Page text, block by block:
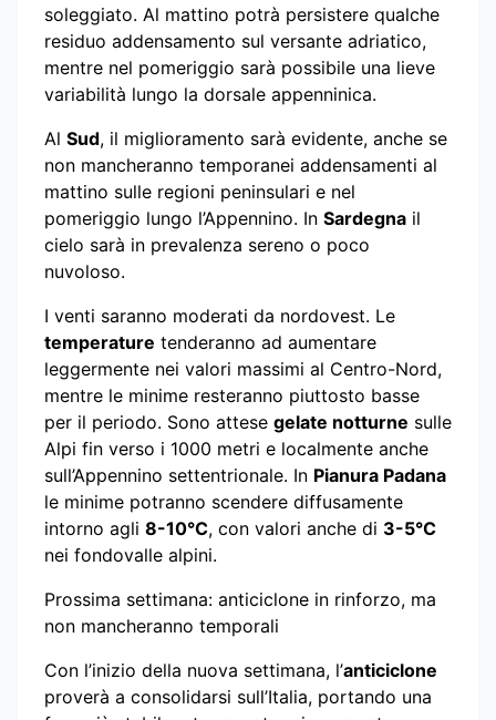
soleggiato. Al mattino potrà persistere qualche
residuo addensamento sul versante adriatico,
mentre nel pomeriggio sarà possibile una lieve
variabilità lungo la dorsale appenninica.
Al Sud, il miglioramento sarà evidente, anche se
non mancheranno temporanei addensamenti al
mattino sulle regioni peninsulari e nel
pomeriggio lungo l’Appennino. In Sardegna il
cielo sarà in prevalenza sereno o poco
nuvoloso.
I venti saranno moderati da nordovest. Le
temperature tenderanno ad aumentare
leggermente nei valori massimi al Centro-Nord,
mentre le minime resteranno piuttosto basse
per il periodo. Sono attese gelate notturne sulle
Alpi fin verso i 1000 metri e localmente anche
sull’Appennino settentrionale. In Pianura Padana
le minime potranno scendere diffusamente
intorno agli 8-10°C, con valori anche di 3-5°C
nei fondovalle alpini.
Prossima settimana: anticiclone in rinforzo, ma
non mancheranno temporali
Con l’inizio della nuova settimana, l’anticiclone
proverà a consolidarsi sull’Italia, portando una